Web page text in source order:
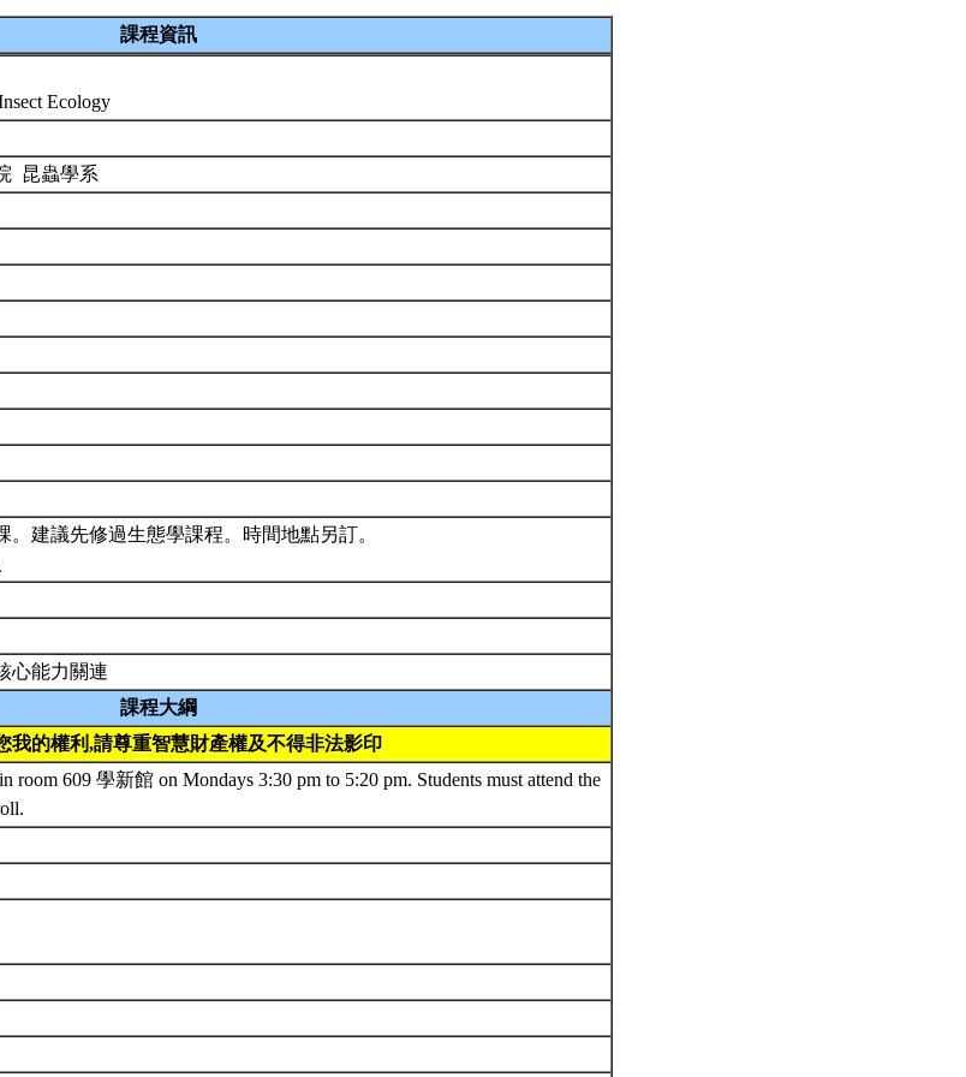
課程資訊
Ecology
昆蟲學系
。建議先修過生態學課程。時間地點另訂。
心能力關連
課程大綱
我的權利,請尊重智慧財產權及不得非法影印
room 609 學新館 on Mondays 3:30 pm to 5:20 pm. Students must attend the